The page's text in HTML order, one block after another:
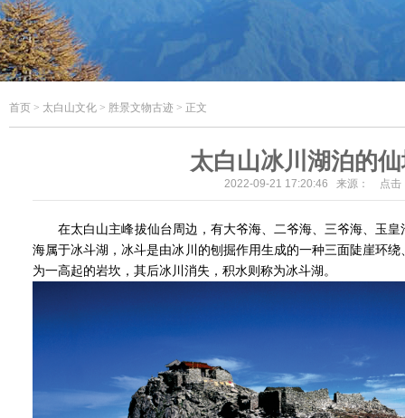
首页 > 太白山文化 > 胜景文物古迹 > 正文
太白山冰川湖泊的
2022-09-21 17:20:46 来源： 点击
在太白山主峰拔仙台周边，有大爷海、二爷海、三爷海、玉皇
海属于冰斗湖，冰斗是由冰川的刨掘作用生成的一种三面陡崖环
为一高起的岩坎，其后冰川消失，积水则称为冰斗湖。